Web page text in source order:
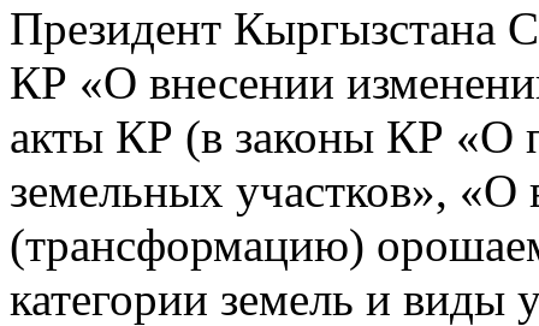
Президент Кыргызстана
КР «О внесении
акты КР (в законы КР «О
земельных участков», «О
(трансформацию)
категории земель и виды